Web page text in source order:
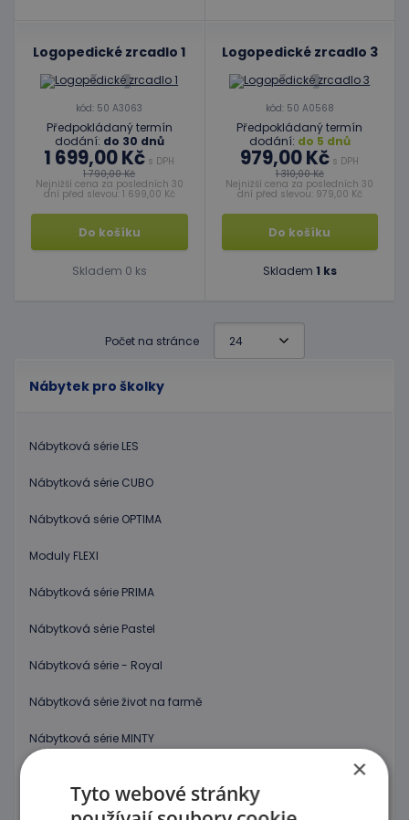
Nábytek pro školky
Nábytková série LES
Nábytková série CUBO
Nábytková série OPTIMA
Moduly FLEXI
Nábytková série PRIMA
Nábytková série Pastel
Nábytková série - Royal
Nábytková série život na farmě
Nábytková série MINTY
Nábytková série FRESH
Logopedické zrcadlo 1
kód: 50 A3063
Předpokládaný termín
dodání: do 30 dnů
1 699,00 Kč s DPH
1 790,00 Kč
Nejnižší cena za posledních 30
dní před slevou: 1 699,00 Kč
Do košíku
Skladem 0 ks
Logopedické zrcadlo 3
kód: 50 A0568
Předpokládaný termín
dodání: do 5 dnů
979,00 Kč s DPH
1 310,00 Kč
Nejnižší cena za posledních 30
dní před slevou: 979,00 Kč
Do košíku
Skladem 1 ks
Počet na stránce
×
Tyto webové stránky